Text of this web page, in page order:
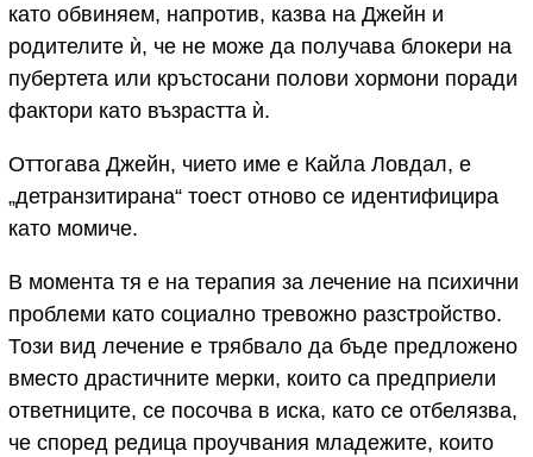
като обвиняем, напротив, казва на Джейн и
родителите ѝ, че не може да получава блокери на
пубертета или кръстосани полови хормони поради
фактори като възрастта ѝ.
Оттогава Джейн, чието име е Кайла Ловдал, е
„детранзитирана“ тоест отново се идентифицира
като момиче.
В момента тя е на терапия за лечение на психични
проблеми като социално тревожно разстройство.
Този вид лечение е трябвало да бъде предложено
вместо драстичните мерки, които са предприели
ответниците, се посочва в иска, като се отбелязва,
че според редица проучвания младежите, които